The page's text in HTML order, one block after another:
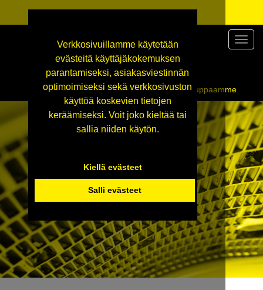
Verkkosivuillamme käytetään
evästeitä käyttäjäkokemuksen
parantamiseksi, asiakasviestinnän
optimoimiseksi sekä verkkosivuston
käyttöä koskevien tietojen
keräämiseksi. Voit joko kieltää tai
sallia niiden käytön.
Kiellä evästeet
Salli evästeet
Siirry tekniseen tukkukauppaamme